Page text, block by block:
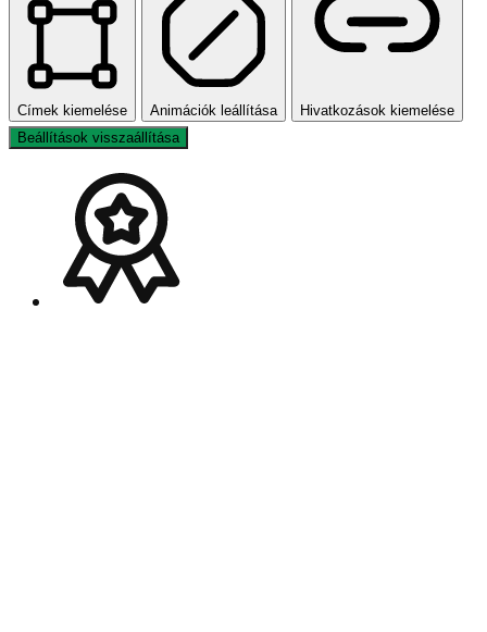
Címek kiemelése Animációk leállítása
Hivatkozások kiemelése
Beállítások visszaállítása